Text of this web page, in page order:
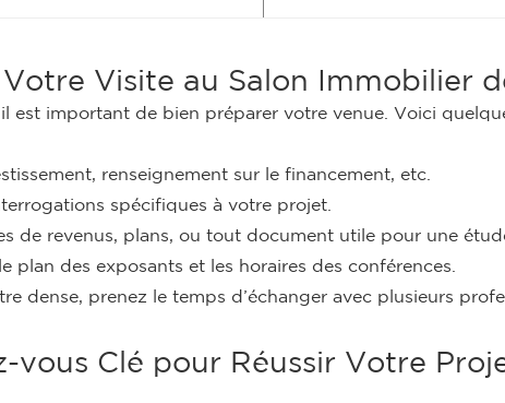
Visite au Salon Immobilier
est important de bien préparer votre venue. Voici
renseignement sur le financement, etc.
spécifiques à votre projet.
de revenus, plans, ou tout document utile pour une
plan des exposants et les horaires des conférences.
dense, prenez le temps d’échanger avec plusieurs
vous Clé pour Réussir Votre